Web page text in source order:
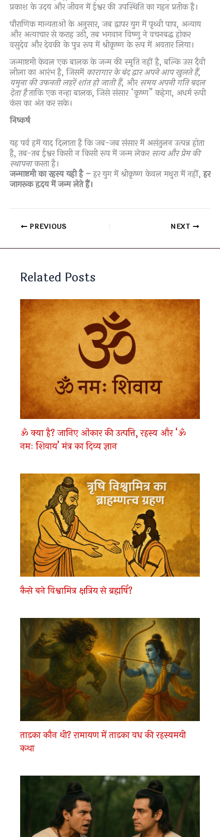
प्रकाश के उदय और जीवन में ईश्वर की उपस्थिति का गहन प्रतीक है।
पौराणिक मान्यताओं के अनुसार, जब द्वापर युग में पृथ्वी पाप, अन्याय
और अत्याचार से कराह उठी, तब भगवान विष्णु ने वचनबद्ध होकर
वसुदेव और देवकी के पुत्र रूप में श्रीकृष्ण के रूप में अवतार लिया।
जन्माष्टमी केवल एक बालक के जन्म की स्मृति नहीं है, बल्कि उस दैवी
लीला का आरंभ है, जिसमें कारागार के बंद द्वार अपने आप खुलते हैं,
यमुना की उफनती लहरें शांत हो जाती हैं, और समय अपनी गति बदल
देता हैताकि एक नन्हा बालक, जिसे संसार “कृष्ण” कहेगा, अधर्म रूपी
कंस का अंत कर सके।
निष्कर्ष
यह पर्व हमें याद दिलाता है कि जब-जब संसार में असंतुलन उत्पन्न होता
है, तब-तब ईश्वर किसी न किसी रूप में जन्म लेकर सत्य और प्रेम की
स्थापनाकरता है।
जन्माष्टमी का रहस्य यही है –हर युग में श्रीकृष्ण केवल मथुरा में नहीं,हर
जागरूक हृदय में जन्म लेते हैं।
PREVIOUS NEXT
Related Posts
ॐ क्या है? जानिए ओंकार की उत्पत्ति, रहस्य और ‘ॐ
नमः शिवाय’ मंत्र का दिव्य ज्ञान
कैसे बने विश्वामित्र क्षत्रिय से ब्रह्मर्षि?
ताड़का कौन थी? रामायण में ताड़का वध की रहस्यमयी
कथा